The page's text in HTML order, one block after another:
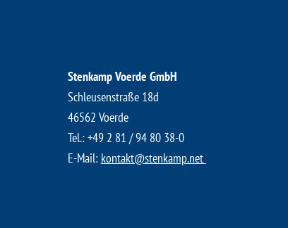
Stenkamp Voerde GmbH
Schleusenstraße 18d
46562 Voerde
Tel.: +49 2 81 / 94 80 38-0
E-Mail: kontakt@stenkamp.net ​